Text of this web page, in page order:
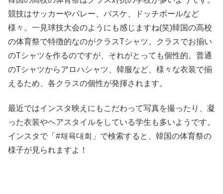
競技はサッカーやバレー、バスケ、ドッチボールなど
様々。一見球技大会のようにも感じますね(笑)韓国の高校
の体育祭で特徴的なのがクラスTシャツ。クラスでお揃い
のTシャツを作るのですが、それがとっても個性的。普通
のTシャツからアロハシャツ、韓服など、様々な衣装で揃
えるため、各クラスの個性が発揮されます。
最近ではインスタ映えにもこだわって写真を撮ったり、凝
った衣装やヘアスタイルをしている学生も多いようです。
インスタで「#채육대회」で検索すると、韓国の体育祭の
様子が見られますよ！